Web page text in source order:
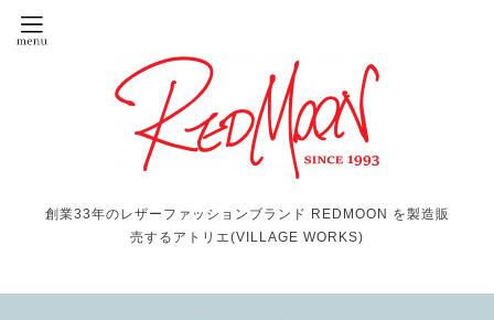
創業33年のレザーファッションブランド REDMOON を製造販
売するアトリエ(VILLAGE WORKS)